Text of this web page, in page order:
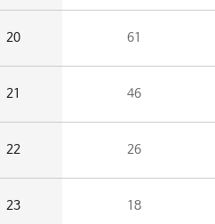
20 61
21 46
22 26
23 18